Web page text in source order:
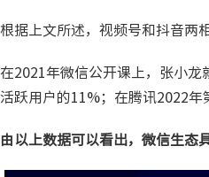
根据上文所述，视频号和抖音两
在2021年微信公开课上，张小
活跃用户的11%；在腾讯2022年
由以上数据可以看出，微信生态